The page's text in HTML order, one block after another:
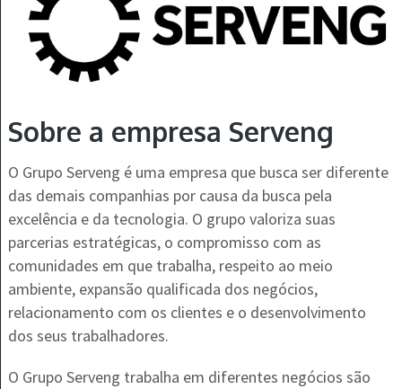
Sobre a empresa Serveng
O Grupo Serveng é uma empresa que busca ser diferente
das demais companhias por causa da busca pela
excelência e da tecnologia. O grupo valoriza suas
parcerias estratégicas, o compromisso com as
comunidades em que trabalha, respeito ao meio
ambiente, expansão qualificada dos negócios,
relacionamento com os clientes e o desenvolvimento
dos seus trabalhadores.
O Grupo Serveng trabalha em diferentes negócios são